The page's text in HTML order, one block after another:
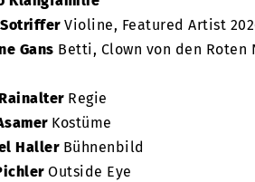
Violine, Featured Artist
Gans Betti, Clown von den Roten
Regie
Kostüme
HallerBühnenbild
Outside Eye